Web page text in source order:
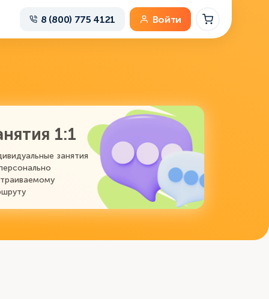
8 (800) 775 4121 Войти
1:1
занятия